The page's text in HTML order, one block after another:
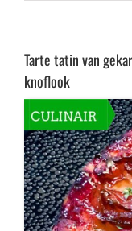
Tarte tatin van
knoflook